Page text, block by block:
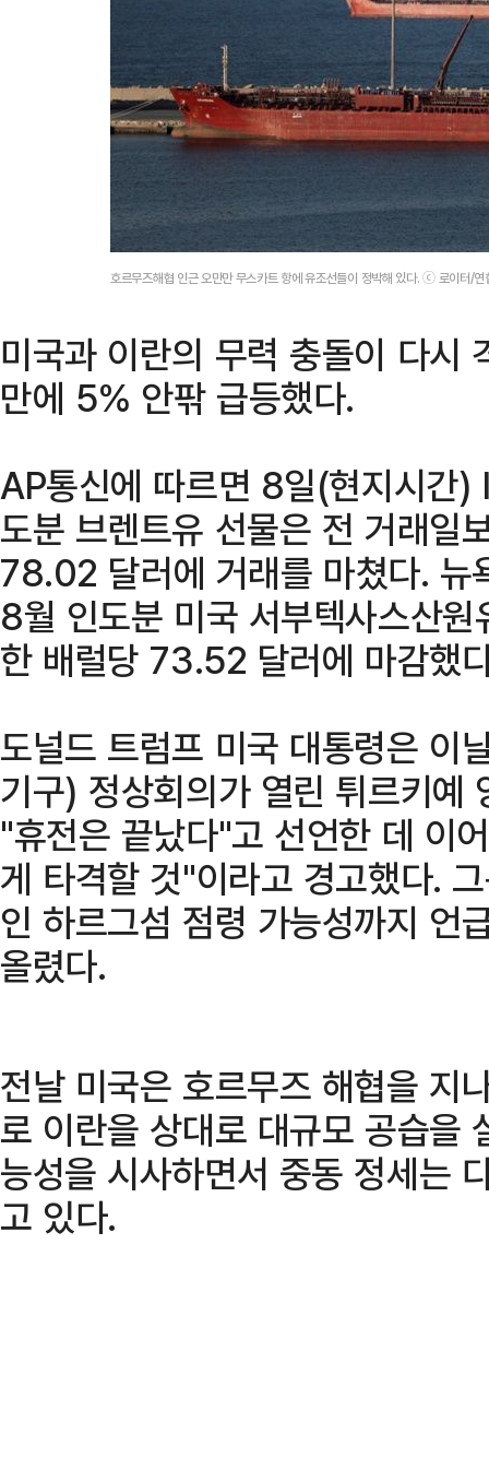
호르무즈해협 인근 오만만 무스카트 항에 유조선들이 정박해 있다. ⓒ 로이터/연
미국과 이란의 무력 충돌이 다시
만에 5% 안팎 급등했다.
AP통신에 따르면 8일(현지시간
도분 브렌트유 선물은 전 거래
78.02 달러에 거래를 마쳤다.
8월 인도분 미국 서부텍사스산
한 배럴당 73.52 달러에 마감했
도널드 트럼프 미국 대통령은 이
기구) 정상회의가 열린 튀르키예
"휴전은 끝났다"고 선언한 데 이
게 타격할 것"이라고 경고했다.
인 하르그섬 점령 가능성까지 언
올렸다.
전날 미국은 호르무즈 해협을 지
로 이란을 상대로 대규모 공습을
능성을 시사하면서 중동 정세는
고 있다.